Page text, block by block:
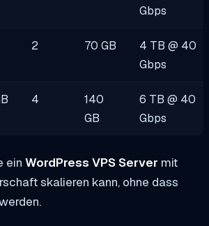
Gbps
2 70 GB
4 TB @ 40
Gbps
4
140
GB
6 TB @ 40
Gbps
ein WordPress VPS Server mit
skalieren kann, ohne dass